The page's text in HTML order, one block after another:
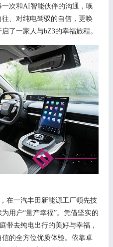
一次和AI智能伙伴的沟通 ，唤
往 、对纯电驾驭的自信，更唤
启了一家人与bZ3的幸福旅程。
在一汽丰田新能源工厂领先技
为用户“量产幸福”。凭借坚实的
带去纯电出行的美好与幸福 ，
信的全方位优质体验。 依靠卓